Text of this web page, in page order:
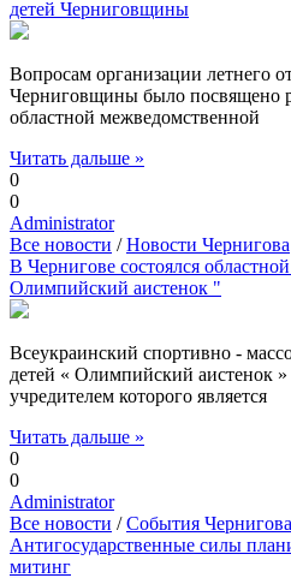
детей Черниговщины
Вопросам организации летнего
Черниговщины было посвящено
областной межведомственной
Читать дальше »
0
0
Administrator
Все новости /Новости Чернигова
В Чернигове состоялся
Олимпийский аистенок "
Всеукраинский спортивно -
детей « Олимпийский аистенок
учредителем которого является
Читать дальше »
0
0
Administrator
Все новости /События Чернигова
Антигосударственные силы
митинг